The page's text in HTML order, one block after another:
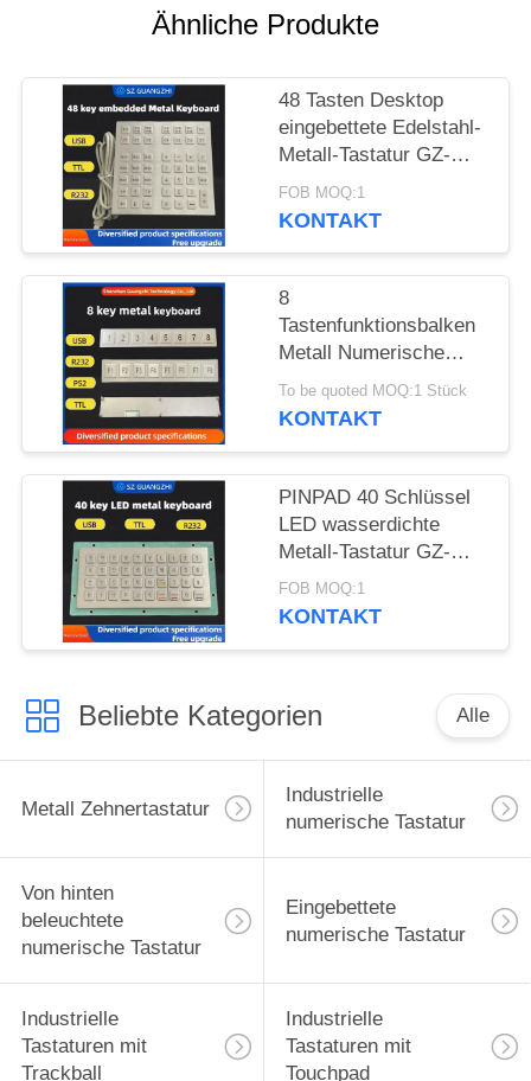
PRIVACY
POLICY
Ähnliche Produkte
48 Tasten Desktop
eingebettete Edelstahl-
Metall-Tastatur GZ-
B035013 USB-
Schnittstelle
FOB MOQ:1
KONTAKT
8
Tastenfunktionsbalken
Metall Numerische
Tastatur Edelstahl 304
Seiten-Tastatur-Pinpad
To be quoted MOQ:1 Stück
KONTAKT
PINPAD 40 Schlüssel
LED wasserdichte
Metall-Tastatur GZ-
C001055 R232
Schnittstelle
FOB MOQ:1
KONTAKT
Beliebte Kategorien Alle
Metall Zehnertastatur
Industrielle
numerische Tastatur
Von hinten
beleuchtete
numerische Tastatur
Eingebettete
numerische Tastatur
Industrielle
Tastaturen mit
Trackball
Industrielle
Tastaturen mit
Touchpad